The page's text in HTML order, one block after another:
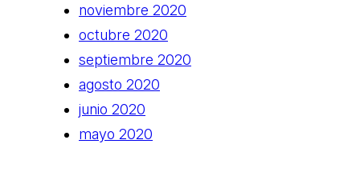
noviembre 2020
octubre 2020
septiembre 2020
agosto 2020
junio 2020
mayo 2020